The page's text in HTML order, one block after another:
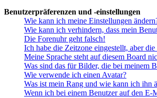
Benutzerpräferenzen und -einstellungen
Wie kann ich meine Einstellungen
Wie kann ich verhindern, dass mein
Die Forenuhr geht falsch!
Ich habe die Zeitzone eingestellt, aber
Meine Sprache steht auf diesem Board
Was sind das für Bilder, die bei meinem
Wie verwende ich einen Avatar?
Was ist mein Rang und wie kann ich ihn
Wenn ich bei einem Benutzer auf den